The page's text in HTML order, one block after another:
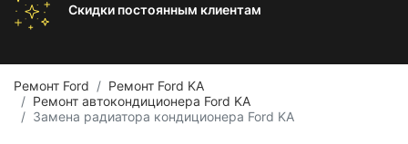
Скидки постоянным клиентам
Ремонт Ford
Ремонт Ford KA
Ремонт автокондиционера Ford KA
Замена радиатора кондиционера Ford KA